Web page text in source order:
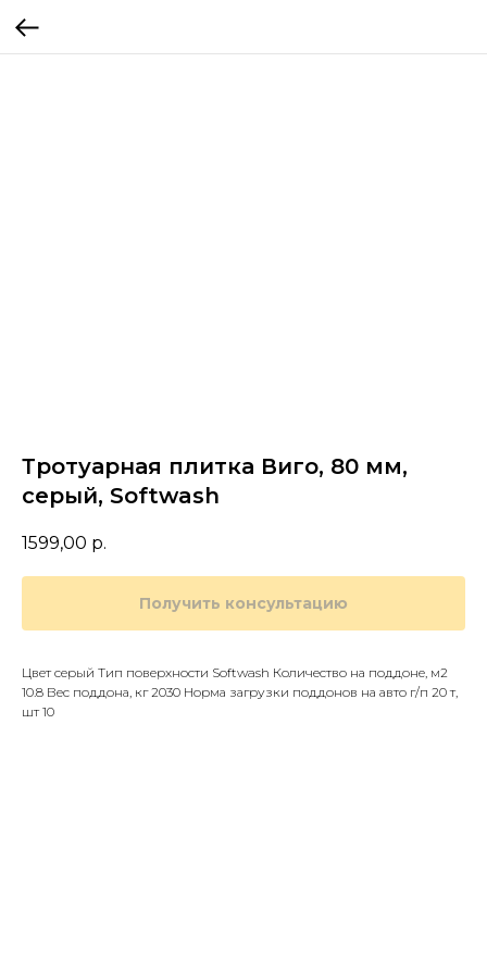
Тротуарная плитка Виго, 80 мм,
серый, Softwash
1599,00 р.
Получить консультацию
Цвет серый Тип поверхности Softwash Количество на поддоне, м2
10.8 Вес поддона, кг 2030 Норма загрузки поддонов на авто г/п 20 т,
шт 10